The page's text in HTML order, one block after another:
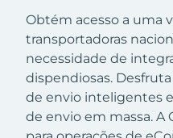
Obtém acesso a uma
transportadoras
necessidade de
dispendiosas.
de envio inteligentes
de envio em massa. A